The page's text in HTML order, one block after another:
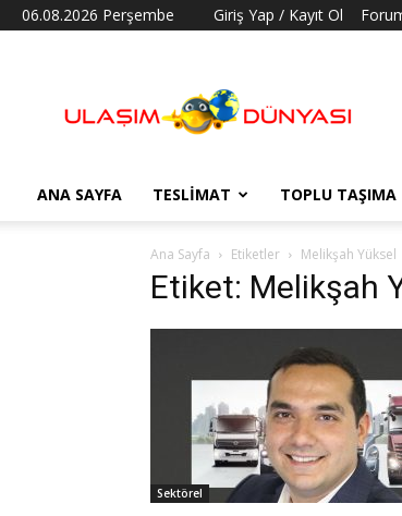
06.08.2026 Perşembe Giriş Yap / Kayıt Ol
Dünyası
ANA SAYFA TESLIMAT TOPLU TAŞIMA
Ana Sayfa Etiketler Melikşah Yüksel
Etiket: Melikşah
Sektörel